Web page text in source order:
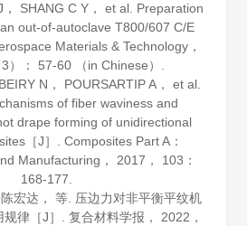
SHANG C Y， et al. Preparation
out-of-autoclave T800/607 C/E
Materials & Technology，
3）： 57-60 （in Chinese）.
N， POURSARTIP A， et al.
of fiber waviness and
drape forming of unidirectional
［J］. Composites Part A：
Manufacturing ， 2017 ， 103 ：
168-177.
宏达， 等. 压边力对非平衡平纹机
规律［J］.复合材料学报 ， 2022 ，